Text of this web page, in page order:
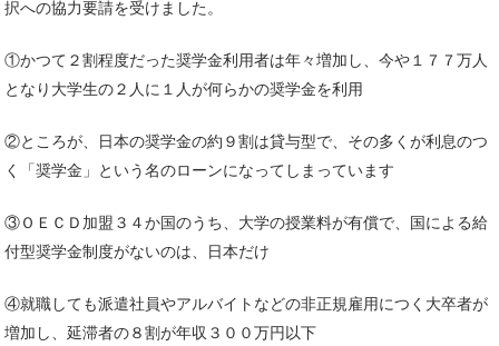
択への協力要請を受けました。
①かつて２割程度だった奨学金利用者は年々増加し、今や１７７万人
となり大学生の２人に１人が何らかの奨学金を利用
②ところが、日本の奨学金の約９割は貸与型で、その多くが利息のつ
く「奨学金」という名のローンになってしまっています
③ＯＥＣＤ加盟３４か国のうち、大学の授業料が有償で、国による給
付型奨学金制度がないのは、日本だけ
④就職しても派遣社員やアルバイトなどの非正規雇用につく大卒者が
増加し、延滞者の８割が年収３００万円以下